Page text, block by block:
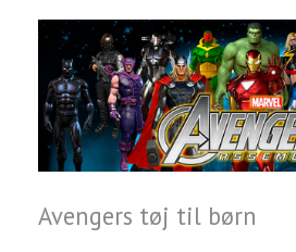
Avengers tøj til børn